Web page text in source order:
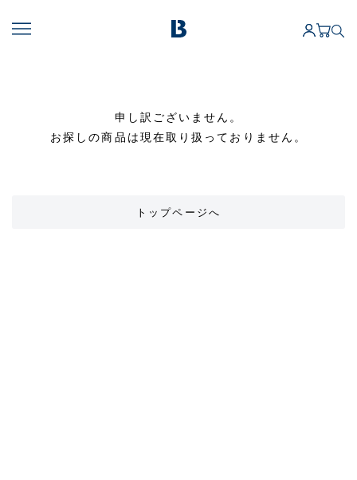
申し訳ございません。
お探しの商品は現在取り扱っておりません。
トップページへ